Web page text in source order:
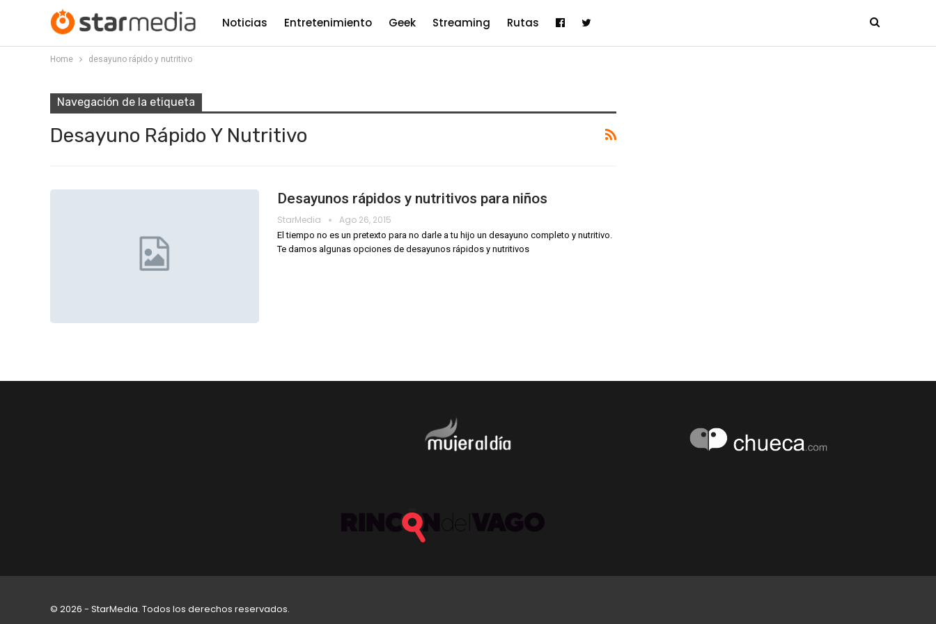
Noticias Entretenimiento Geek Streaming Rutas
Home desayuno rápido y nutritivo
Navegación de la etiqueta
Desayuno Rápido Y Nutritivo
Desayunos rápidos y nutritivos para niños
StarMedia Ago 26, 2015
El tiempo no es un pretexto para no darle a tu hijo un desayuno completo y nutritivo.
Te damos algunas opciones de desayunos rápidos y nutritivos
© 2026 - StarMedia. Todos los derechos reservados.